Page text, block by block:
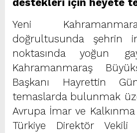
Yeni
doğrultusunda şehrin
noktasında yoğun
Kahramanmaraş
Başkanı Hayrettin
temaslarda bulunmak
Avrupa İmar ve Kalkınma
Türkiye Direktör Vekili